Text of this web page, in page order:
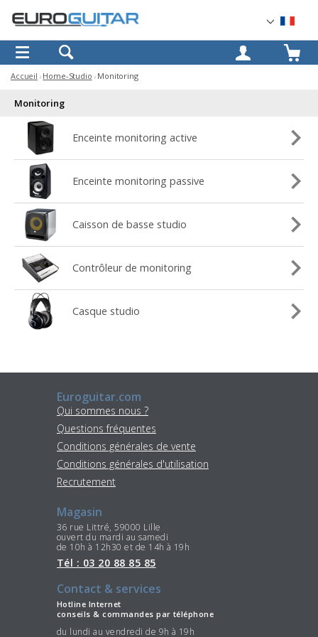
OK
Accueil Home-Studio Monitoring
Monitoring
Enceinte monitoring active
Enceinte monitoring passive
Caisson de basse studio
Contrôleur de monitoring
Casque studio
Euroguitar.com
Qui sommes nous ?
Questions fréquentes
Conditions générales de vente
Conditions générales d'utilisation
Recrutement
Magasin
36 rue Littré, 59000 Lille
ouvert du mardi au samedi
de 10h à 12h30 et de 14h à 19h
Tél : 03 20 88 85 85
Contact & services
Hotline Internet
conseils & commandes par téléphone
du lundi au vendredi de 9h à 19h